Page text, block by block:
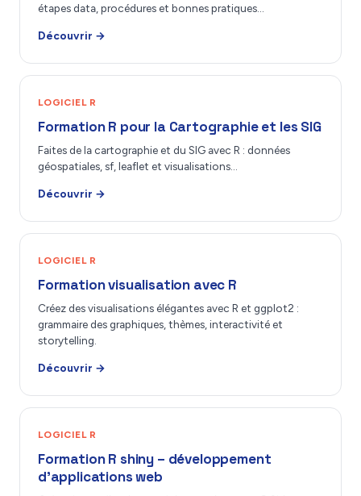
étapes data, procédures et bonnes pratiques…
Découvrir →
LOGICIEL R
Formation R pour la Cartographie et les SIG
Faites de la cartographie et du SIG avec R : données
géospatiales, sf, leaflet et visualisations…
Découvrir →
LOGICIEL R
Formation visualisation avec R
Créez des visualisations élégantes avec R et ggplot2 :
grammaire des graphiques, thèmes, interactivité et
storytelling.
Découvrir →
LOGICIEL R
Formation R shiny – développement
d’applications web